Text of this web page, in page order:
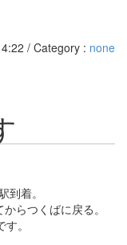
/ Category : none
到着。
らつくばに戻る。
。